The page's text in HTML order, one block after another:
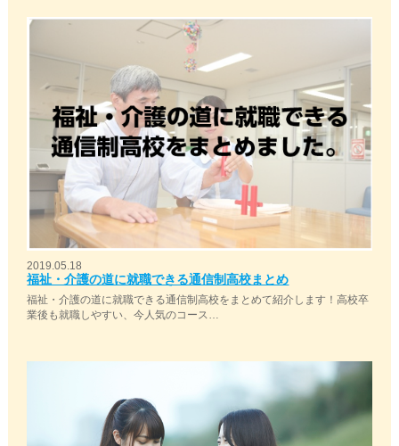
2019.05.18
福祉・介護の道に就職できる通信制高校まとめ
福祉・介護の道に就職できる通信制高校をまとめて紹介します！高校卒
業後も就職しやすい、今人気のコース…